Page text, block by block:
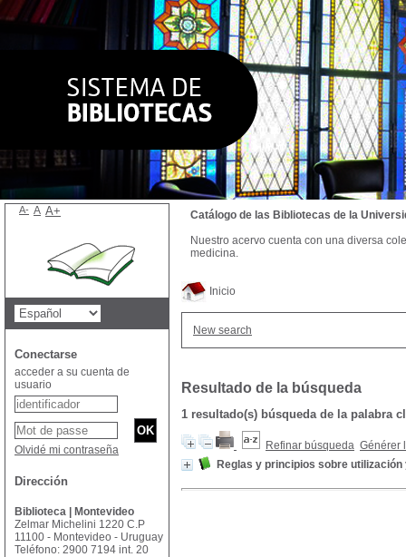
Inicio
New search
Resultado de la búsqueda
1 resultado(s) búsqueda de la palabra
Refinar búsqueda Générer
Reglas y principios sobre
Catálogo de las Bibliotecas de la
Nuestro acervo cuenta con una diversa
medicina.
A- A A+
Conectarse
acceder a su cuenta de
usuario
Olvidé mi contraseña
Dirección
Biblioteca | Montevideo
Zelmar Michelini 1220 C.P
11100 - Montevideo - Uruguay
Teléfono: 2900 7194 int. 20